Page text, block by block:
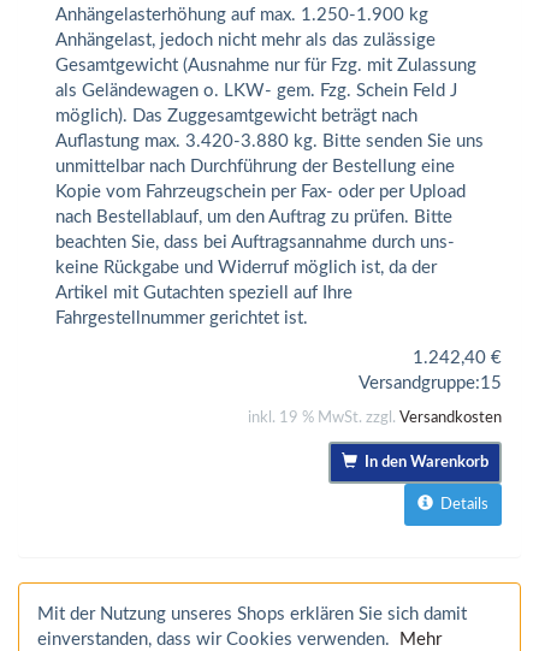
Anhängelasterhöhung auf max. 1.250-1.900 kg
Anhängelast, jedoch nicht mehr als das zulässige
Gesamtgewicht (Ausnahme nur für Fzg. mit Zulassung
als Geländewagen o. LKW- gem. Fzg. Schein Feld J
möglich). Das Zuggesamtgewicht beträgt nach
Auflastung max. 3.420-3.880 kg. Bitte senden Sie uns
unmittelbar nach Durchführung der Bestellung eine
Kopie vom Fahrzeugschein per Fax- oder per Upload
nach Bestellablauf, um den Auftrag zu prüfen. Bitte
beachten Sie, dass bei Auftragsannahme durch uns-
keine Rückgabe und Widerruf möglich ist, da der
Artikel mit Gutachten speziell auf Ihre
Fahrgestellnummer gerichtet ist.
1.242,40 €
Versandgruppe:15
inkl. 19 % MwSt. zzgl. Versandkosten
In den Warenkorb
Details
Mit der Nutzung unseres Shops erklären Sie sich damit
einverstanden, dass wir Cookies verwenden.
Mehr